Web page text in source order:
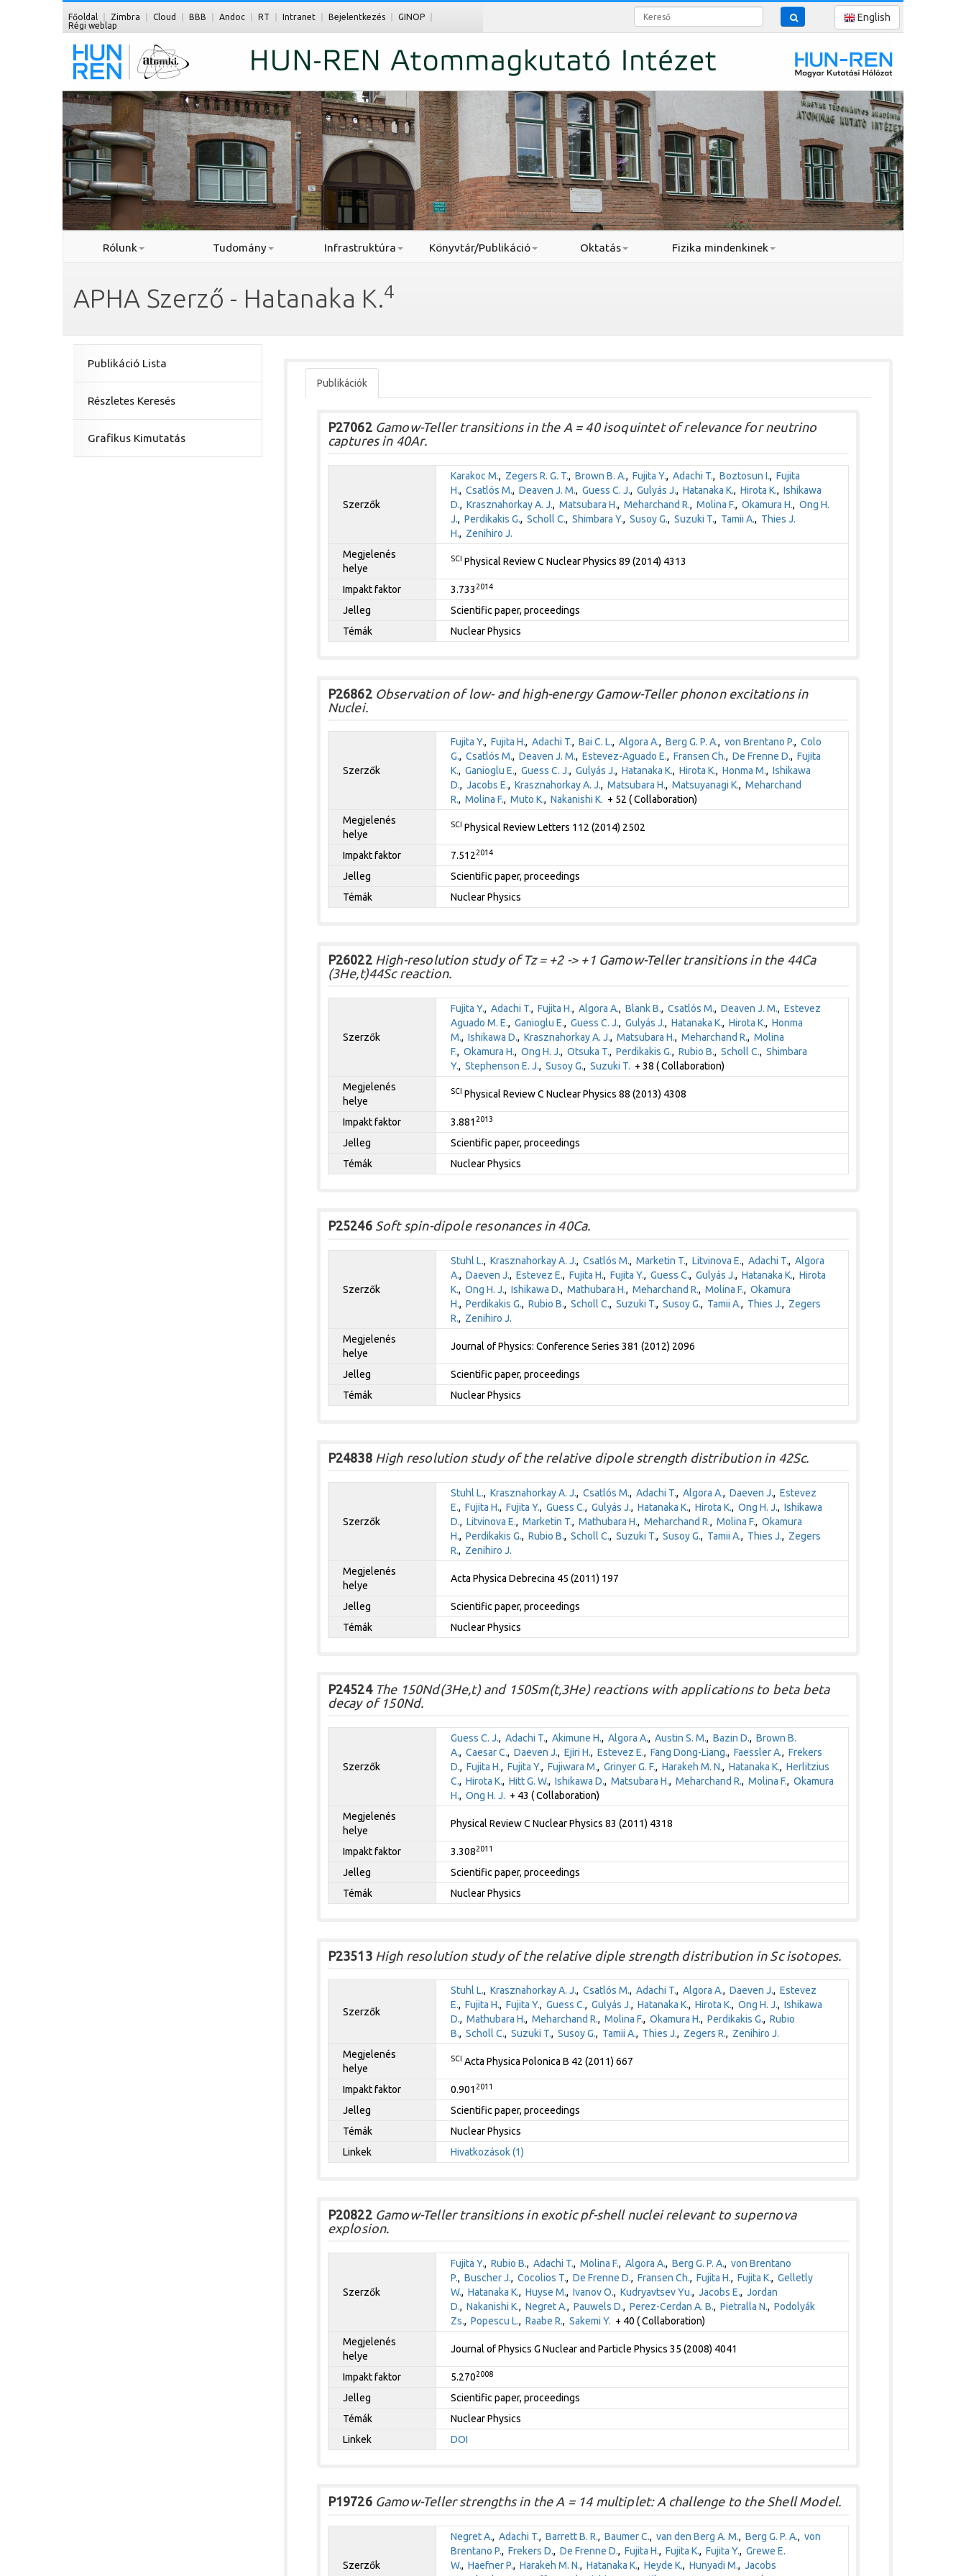
Főoldal Zimbra Cloud BBB Andoc RT Intranet Bejelentkezés
GINOP
Régi weblap
Kereső English
Rólunk Tudomány Infrastruktúra Könyvtár/Publikáció Oktatás Fizika mindenkinek
APHA Szerző - Hatanaka K.4
Publikáció Lista
Részletes Keresés
Grafikus Kimutatás
Publikációk
P27062Gamow-Teller transitions in the A = 40 isoquintet of relevance for neutrino
captures in 40Ar.
Szerzők
Karakoc M., Zegers R. G. T., Brown B. A., Fujita Y., Adachi T., Boztosun I., Fujita
H., Csatlós M., Deaven J. M., Guess C. J., Gulyás J., Hatanaka K., Hirota K., Ishikawa
D., Krasznahorkay A. J., Matsubara H., Meharchand R., Molina F., Okamura H., Ong H.
J., Perdikakis G., Scholl C., Shimbara Y., Susoy G., Suzuki T., Tamii A., Thies J.
H., Zenihiro J.
Megjelenés
helye
SCI Physical Review C Nuclear Physics 89 (2014) 4313
Impakt faktor 3.733 2014
Jelleg
Scientific paper, proceedings
Témák
Nuclear Physics
P26862Observation of low- and high-energy Gamow-Teller phonon excitations in
Nuclei.
Szerzők
Fujita Y., Fujita H., Adachi T., Bai C. L., Algora A., Berg G. P. A., von Brentano P., Colo
G., Csatlós M., Deaven J. M., Estevez-Aguado E., Fransen Ch., De Frenne D., Fujita
K., Ganioglu E., Guess C. J., Gulyás J., Hatanaka K., Hirota K., Honma M., Ishikawa
D., Jacobs E., Krasznahorkay A. J., Matsubara H., Matsuyanagi K., Meharchand
R., Molina F., Muto K., Nakanishi K. + 52 ( Collaboration)
Megjelenés
helye
SCI Physical Review Letters 112 (2014) 2502
Impakt faktor 7.5122014
Jelleg
Scientific paper, proceedings
Témák
Nuclear Physics
P26022High-resolution study of Tz = +2 -> +1 Gamow-Teller transitions in the 44Ca
(3He,t)44Sc reaction.
Szerzők
Fujita Y., Adachi T., Fujita H., Algora A., Blank B., Csatlós M., Deaven J. M., Estevez
Aguado M. E., Ganioglu E., Guess C. J., Gulyás J., Hatanaka K., Hirota K., Honma
M., Ishikawa D., Krasznahorkay A. J., Matsubara H., Meharchand R., Molina
F., Okamura H., Ong H. J., Otsuka T., Perdikakis G., Rubio B., Scholl C., Shimbara
Y., Stephenson E. J., Susoy G., Suzuki T. + 38 ( Collaboration)
Megjelenés
helye
SCI Physical Review C Nuclear Physics 88 (2013) 4308
Impakt faktor 3.881 2013
Jelleg
Scientific paper, proceedings
Témák
Nuclear Physics
P25246Soft spin-dipole resonances in 40Ca.
Szerzők
Stuhl L., Krasznahorkay A. J., Csatlós M., Marketin T., Litvinova E., Adachi T., Algora
A., Daeven J., Estevez E., Fujita H., Fujita Y., Guess C., Gulyás J., Hatanaka K., Hirota
K., Ong H. J., Ishikawa D., Mathubara H., Meharchand R., Molina F., Okamura
H., Perdikakis G., Rubio B., Scholl C., Suzuki T., Susoy G., Tamii A., Thies J., Zegers
R., Zenihiro J.
Megjelenés
helye
Journal of Physics: Conference Series 381 (2012) 2096
Jelleg
Scientific paper, proceedings
Témák
Nuclear Physics
P24838High resolution study of the relative dipole strength distribution in 42Sc.
Szerzők
Stuhl L., Krasznahorkay A. J., Csatlós M., Adachi T., Algora A., Daeven J., Estevez
E., Fujita H., Fujita Y., Guess C., Gulyás J., Hatanaka K., Hirota K., Ong H. J., Ishikawa
D., Litvinova E., Marketin T., Mathubara H., Meharchand R., Molina F., Okamura
H., Perdikakis G., Rubio B., Scholl C., Suzuki T., Susoy G., Tamii A., Thies J., Zegers
R., Zenihiro J.
Megjelenés
helye
Acta Physica Debrecina 45 (2011) 197
Jelleg
Scientific paper, proceedings
Témák
Nuclear Physics
P24524The 150Nd(3He,t) and 150Sm(t,3He) reactions with applications to beta beta
decay of 150Nd.
Szerzők
Guess C. J., Adachi T., Akimune H., Algora A., Austin S. M., Bazin D., Brown B.
A., Caesar C., Daeven J., Ejiri H., Estevez E., Fang Dong-Liang., Faessler A., Frekers
D., Fujita H., Fujita Y., Fujiwara M., Grinyer G. F., Harakeh M. N., Hatanaka K., Herlitzius
C., Hirota K., Hitt G. W., Ishikawa D., Matsubara H., Meharchand R., Molina F., Okamura
H., Ong H. J. + 43 ( Collaboration)
Megjelenés
helye
Physical Review C Nuclear Physics 83 (2011) 4318
Impakt faktor 3.3082011
Jelleg
Scientific paper, proceedings
Témák
Nuclear Physics
P23513High resolution study of the relative diple strength distribution in Sc isotopes.
Szerzők
Stuhl L., Krasznahorkay A. J., Csatlós M., Adachi T., Algora A., Daeven J., Estevez
E., Fujita H., Fujita Y., Guess C., Gulyás J., Hatanaka K., Hirota K., Ong H. J., Ishikawa
D., Mathubara H., Meharchand R., Molina F., Okamura H., Perdikakis G., Rubio
B., Scholl C., Suzuki T., Susoy G., Tamii A., Thies J., Zegers R., Zenihiro J.
Megjelenés
helye
SCI Acta Physica Polonica B 42 (2011) 667
Impakt faktor 0.901 2011
Jelleg
Scientific paper, proceedings
Témák
Nuclear Physics
Linkek
Hivatkozások (1)
P20822Gamow-Teller transitions in exotic pf-shell nuclei relevant to supernova
explosion.
Szerzők
Fujita Y., Rubio B., Adachi T., Molina F., Algora A., Berg G. P. A., von Brentano
P., Buscher J., Cocolios T., De Frenne D., Fransen Ch., Fujita H., Fujita K., Gelletly
W., Hatanaka K., Huyse M., Ivanov O., Kudryavtsev Yu., Jacobs E., Jordan
D., Nakanishi K., Negret A., Pauwels D., Perez-Cerdan A. B., Pietralla N., Podolyák
Zs., Popescu L., Raabe R., Sakemi Y. + 40 ( Collaboration)
Megjelenés
helye
Journal of Physics G Nuclear and Particle Physics 35 (2008) 4041
Impakt faktor 5.2702008
Jelleg
Scientific paper, proceedings
Témák
Nuclear Physics
Linkek
DOI
P19726Gamow-Teller strengths in the A = 14 multiplet: A challenge to the Shell Model.
Szerzők
Negret A., Adachi T., Barrett B. R., Baumer C., van den Berg A. M., Berg G. P. A., von
Brentano P., Frekers D., De Frenne D., Fujita H., Fujita K., Fujita Y., Grewe E.
W., Haefner P., Harakeh M. N., Hatanaka K., Heyde K., Hunyadi M., Jacobs